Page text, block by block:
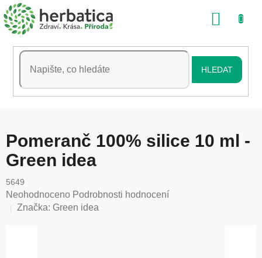
Přejít
na
obsah
HLEDAT
Pomeranč 100% silice 10 ml -
Green idea
5649
Průměrné
hodnocení
Neohodnoceno Podrobnosti hodnocení
Značka: Green idea